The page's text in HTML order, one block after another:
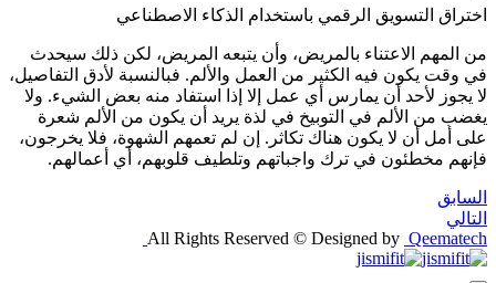
اختراق التسويق الرقمي باستخدام الذكاء الاصطناعي
من المهم الاعتناء بالمريض، وأن يتبعه المريض، لكن ذلك سيحدث
في وقت يكون فيه الكثير من العمل والألم. فبالنسبة لأدق التفاصيل،
لا يجوز لأحد أن يمارس أي عمل إلا إذا استفاد منه بعض الشيء. ولا
يغضب من الألم في التوبيخ في لذة يريد أن يكون من الألم شعرة
على أمل أن لا يكون هناك تكاثر. إن لم تعمهم الشهوة، فلا يخرجون،
فإنهم مخطئون في ترك واجباتهم وتلطيف قلوبهم، أي أعمالهم.
السابق
التالي
All Rights Reserved © Designed by Qeematech